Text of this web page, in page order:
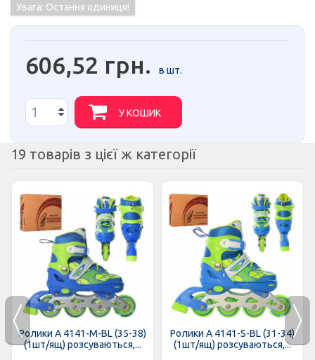
Увага: Остання одиниця!
606,52 грн. в шт.
У КОШИК
19 товарів з цієї ж категорії
Ролики A 4141-M-BL (35-38)
(1шт/ящ) розсуваються,...
Ролики A 4141-S-BL (31-34)
(1шт/ящ) розсуваються,...